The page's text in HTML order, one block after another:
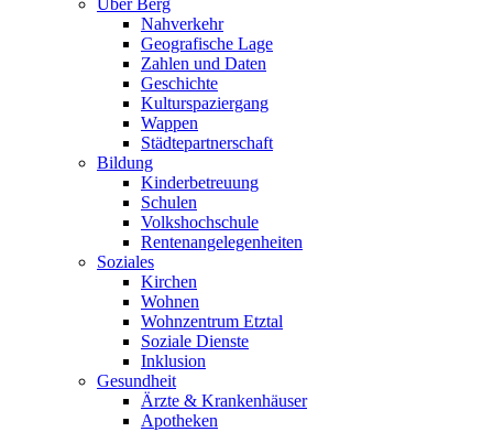
Über Berg
Nahverkehr
Geografische Lage
Zahlen und Daten
Geschichte
Kulturspaziergang
Wappen
Städtepartnerschaft
Bildung
Kinderbetreuung
Schulen
Volkshochschule
Rentenangelegenheiten
Soziales
Kirchen
Wohnen
Wohnzentrum Etztal
Soziale Dienste
Inklusion
Gesundheit
Ärzte & Krankenhäuser
Apotheken